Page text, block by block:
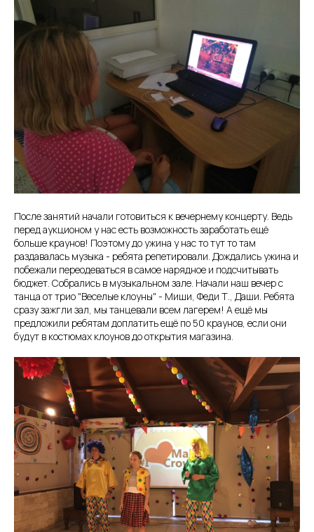
После занятий начали готовиться к вечернему концерту. Ведь
перед аукционом у нас есть возможность заработать ещё
больше краунов! Поэтому до ужина у нас то тут то там
раздавалась музыка - ребята репетировали. Дождались ужина и
побежали переодеваться в самое нарядное и подсчитывать
бюджет. Собрались в музыкальном зале. Начали наш вечер с
танца от трио "Веселые клоуны" - Миши, Феди Т., Даши. Ребята
сразу зажгли зал, мы танцевали всем лагерем! А ещё мы
предложили ребятам доплатить ещё по 50 краунов, если они
будут в костюмах клоунов до открытия магазина.